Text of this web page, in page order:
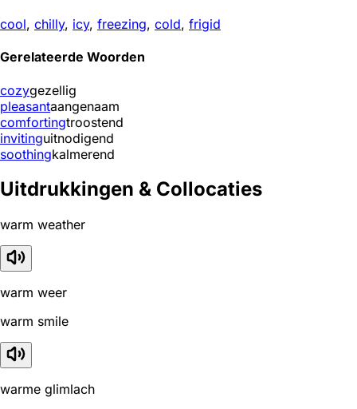
cool, chilly, icy, freezing, cold, frigid
Gerelateerde Woorden
cozygezellig
pleasantaangenaam
comfortingtroostend
invitinguitnodigend
soothingkalmerend
Uitdrukkingen & Collocaties
warm weather
warm weer
warm smile
warme glimlach